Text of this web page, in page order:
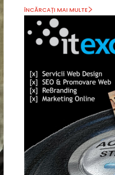
ÎNCĂRCAȚI MAI MULTE